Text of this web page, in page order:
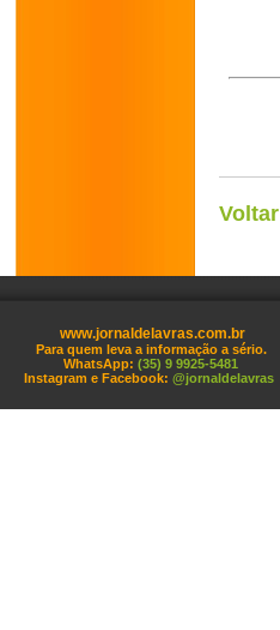
Voltar
www.jornaldelavras.com.br
Para quem leva a informação a sério.
WhatsApp: (35) 9 9925-5481
Instagram e Facebook: @jornaldelavras